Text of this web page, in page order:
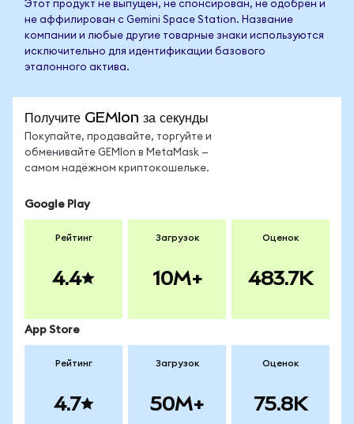
Этот продукт не выпущен, не спонсирован, не одобрен и
не аффилирован с Gemini Space Station. Название
компании и любые другие товарные знаки используются
исключительно для идентификации базового
эталонного актива.
Получите GEMIon за секунды
Покупайте, продавайте, торгуйте и
обменивайте GEMIon в MetaMask —
самом надёжном криптокошельке.
Google Play
Рейтинг
4.4
Загрузок
10M+
Оценок
483.7K
App Store
Рейтинг
4.7
Загрузок
50M+
Оценок
75.8K